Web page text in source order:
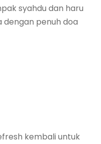
syahdu dan haru
penuh doa
kembali untuk